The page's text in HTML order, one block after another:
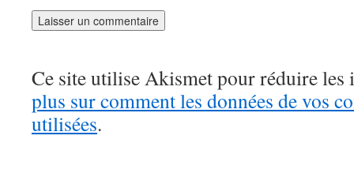
Ce site utilise Akismet pour réduire les
plus sur comment les données de vos
utilisées.